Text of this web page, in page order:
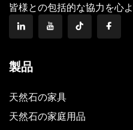
皆様との包括的な協力を心
製品
天然石の家具
天然石の家庭用品